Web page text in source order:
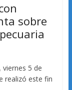
sobre
viernes 5 de
realizó este fin